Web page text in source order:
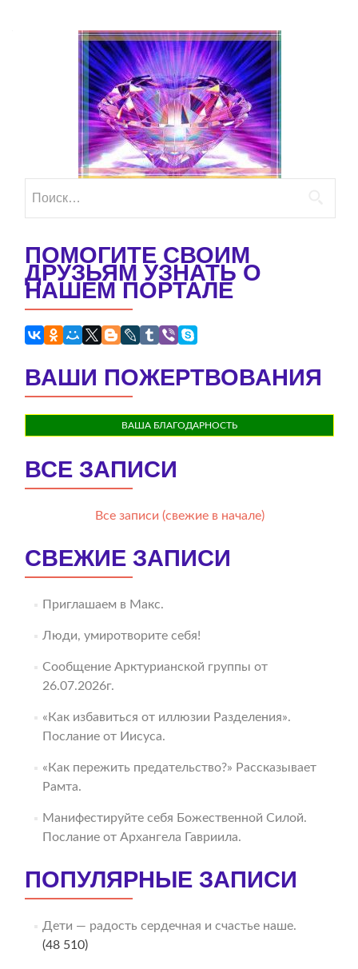
ПОМОГИТЕ СВОИМ
ДРУЗЬЯМ УЗНАТЬ О
НАШЕМ ПОРТАЛЕ
ВАШИ ПОЖЕРТВОВАНИЯ
ВАША БЛАГОДАРНОСТЬ
ВСЕ ЗАПИСИ
Все записи (свежие в начале)
СВЕЖИЕ ЗАПИСИ
Приглашаем в Макс.
Люди, умиротворите себя!
Сообщение Арктурианской группы от
26.07.2026г.
«Как избавиться от иллюзии Разделения».
Послание от Иисуса.
«Как пережить предательство?» Рассказывает
Рамта.
Манифестируйте себя Божественной Силой.
Послание от Архангела Гавриила.
ПОПУЛЯРНЫЕ ЗАПИСИ
Дети — радость сердечная и счастье наше.
(48 510)